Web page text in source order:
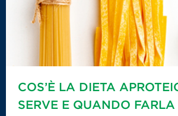
COS’È LA DIETA
SERVE E QUANDO FARLA